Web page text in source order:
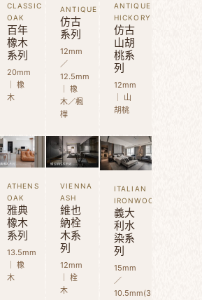
CLASSIC
OAK
百年
橡木
系列
20mm
｜ 橡
木
ANTIQUE
仿古
系列
12mm
／
12.5mm
｜ 橡
木／楓
樺
ANTIQUE
HICKORY
仿古
山胡
桃系
列
12mm
｜ 山
胡桃
ATHENS
OAK
雅典
橡木
系列
13.5mm
｜ 橡
木
VIENNA
ASH
維也
納栓
木系
列
12mm
｜ 栓
木
ITALIAN
IRONWOOD
義大
利水
染系
列
15mm
／
10.5mm(3D)